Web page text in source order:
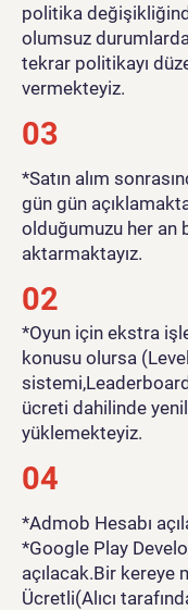
politika
olumsuz
tekrar politikayı
vermekteyiz.
03
*Satın alım
gün gün
olduğumuzu her an
aktarmaktayız.
02
*Oyun için ekstra
konusu olursa
ücreti dahilinde
yüklemekteyiz.
04
*Admob Hesabı
*Google Play
açılacak.Bir kereye
Ücretli(Alıcı